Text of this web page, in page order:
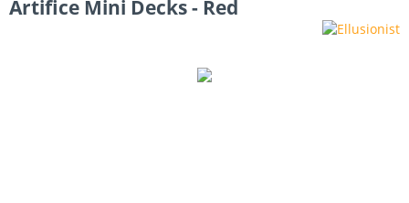
Artifice Mini Decks - Red